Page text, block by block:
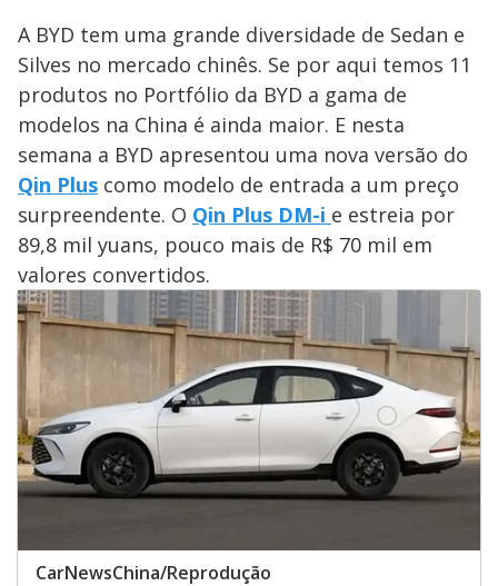
A BYD tem uma grande diversidade de Sedan e
Silves no mercado chinês. Se por aqui temos 11
produtos no Portfólio da BYD a gama de
modelos na China é ainda maior. E nesta
semana a BYD apresentou uma nova versão do
Qin Plus como modelo de entrada a um preço
surpreendente. O Qin Plus DM-i e estreia por
89,8 mil yuans, pouco mais de R$ 70 mil em
valores convertidos.
CarNewsChina/Reprodução